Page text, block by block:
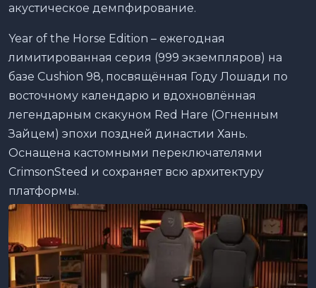
акустическое демпфирование.
Year of the Horse Edition – ежегодная
лимитированная серия (999 экземпляров) на
базе Cushion 98, посвящённая Году Лошади по
восточному календарю и вдохновлённая
легендарным скакуном Red Hare (Огненным
Зайцем) эпохи поздней династии Хань.
Оснащена кастомными переключателями
CrimsonSteed и сохраняет всю архитектуру
платформы.